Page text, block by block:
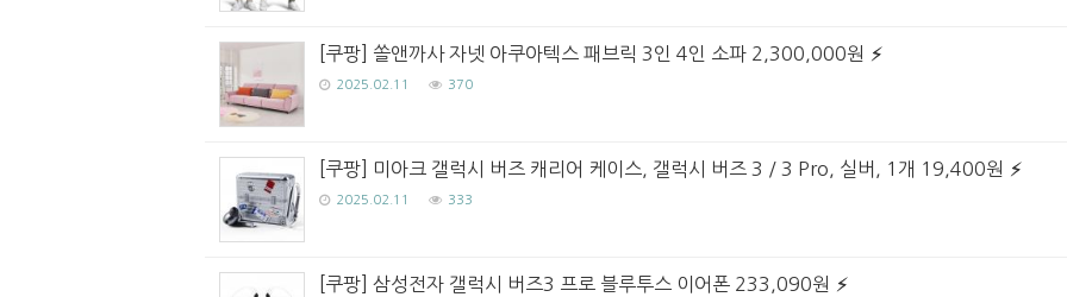
[쿠팡] 쏠앤까사 자넷 아쿠아텍스 패브릭 3인 4인 소파 2,300,000원
2025.02.11 370
[쿠팡] 미아크 갤럭시 버즈 캐리어 케이스, 갤럭시 버즈 3 / 3 Pro, 실버, 1개 19,400원
2025.02.11 333
[쿠팡] 삼성전자 갤럭시 버즈3 프로 블루투스 이어폰 233,090원